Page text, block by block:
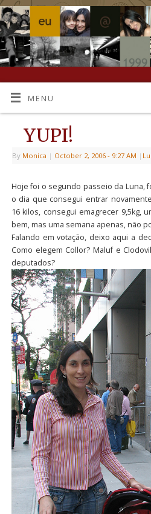
MENU
YUPI!
By Monica | October 2, 2006 - 9:27 AM |
Hoje foi o segundo passeio da Luna,
o dia que consegui entrar
16 kilos, consegui emagrecer 9,5kg,
bem, mas uma semana apenas, não
Falando em votação, deixo aqui a
Como elegem Collor? Maluf e
deputados?